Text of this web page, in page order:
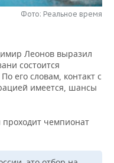
Фото: Реальное время
Леонов выразил
состоится
его словам, контакт с
имеется, шансы
проходит чемпионат